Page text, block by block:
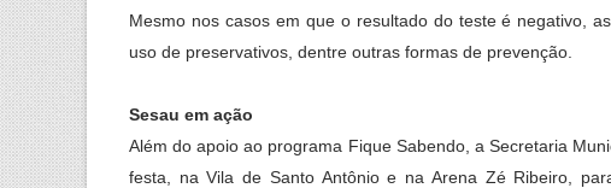
Mesmo nos casos em que o resultado do teste é negativo,
uso de preservativos, dentre outras formas de prevenção.
Sesau em ação
Além do apoio ao programa Fique Sabendo, a Secretaria
festa, na Vila de Santo Antônio e na Arena Zé Ribeiro,